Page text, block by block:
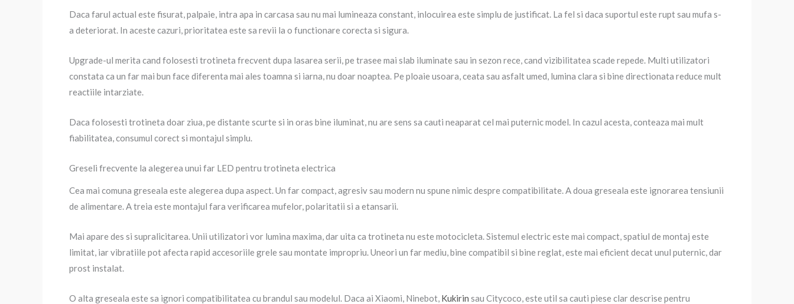
Daca farul actual este fisurat, palpaie, intra apa in carcasa sau nu mai lumineaza constant, inlocuirea este simplu de justificat. La fel si daca suportul este rupt sau mufa s-
a deteriorat. In aceste cazuri, prioritatea este sa revii la o functionare corecta si sigura.
Upgrade-ul merita cand folosesti trotineta frecvent dupa lasarea serii, pe trasee mai slab iluminate sau in sezon rece, cand vizibilitatea scade repede. Multi utilizatori
constata ca un far mai bun face diferenta mai ales toamna si iarna, nu doar noaptea. Pe ploaie usoara, ceata sau asfalt umed, lumina clara si bine directionata reduce mult
reactiile intarziate.
Daca folosesti trotineta doar ziua, pe distante scurte si in oras bine iluminat, nu are sens sa cauti neaparat cel mai puternic model. In cazul acesta, conteaza mai mult
fiabilitatea, consumul corect si montajul simplu.
Greseli frecvente la alegerea unui far LED pentru trotineta electrica
Cea mai comuna greseala este alegerea dupa aspect. Un far compact, agresiv sau modern nu spune nimic despre compatibilitate. A doua greseala este ignorarea tensiunii
de alimentare. A treia este montajul fara verificarea mufelor, polaritatii si a etansarii.
Mai apare des si supralicitarea. Unii utilizatori vor lumina maxima, dar uita ca trotineta nu este motocicleta. Sistemul electric este mai compact, spatiul de montaj este
limitat, iar vibratiile pot afecta rapid accesoriile grele sau montate impropriu. Uneori un far mediu, bine compatibil si bine reglat, este mai eficient decat unul puternic, dar
prost instalat.
O alta greseala este sa ignori compatibilitatea cu brandul sau modelul. Daca ai Xiaomi, Ninebot, Kukirin sau Citycoco, este util sa cauti piese clar descrise pentru